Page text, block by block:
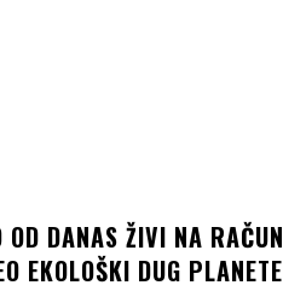
OD DANAS ŽIVI NA RAČUN
EKOLOŠKI DUG PLANETE